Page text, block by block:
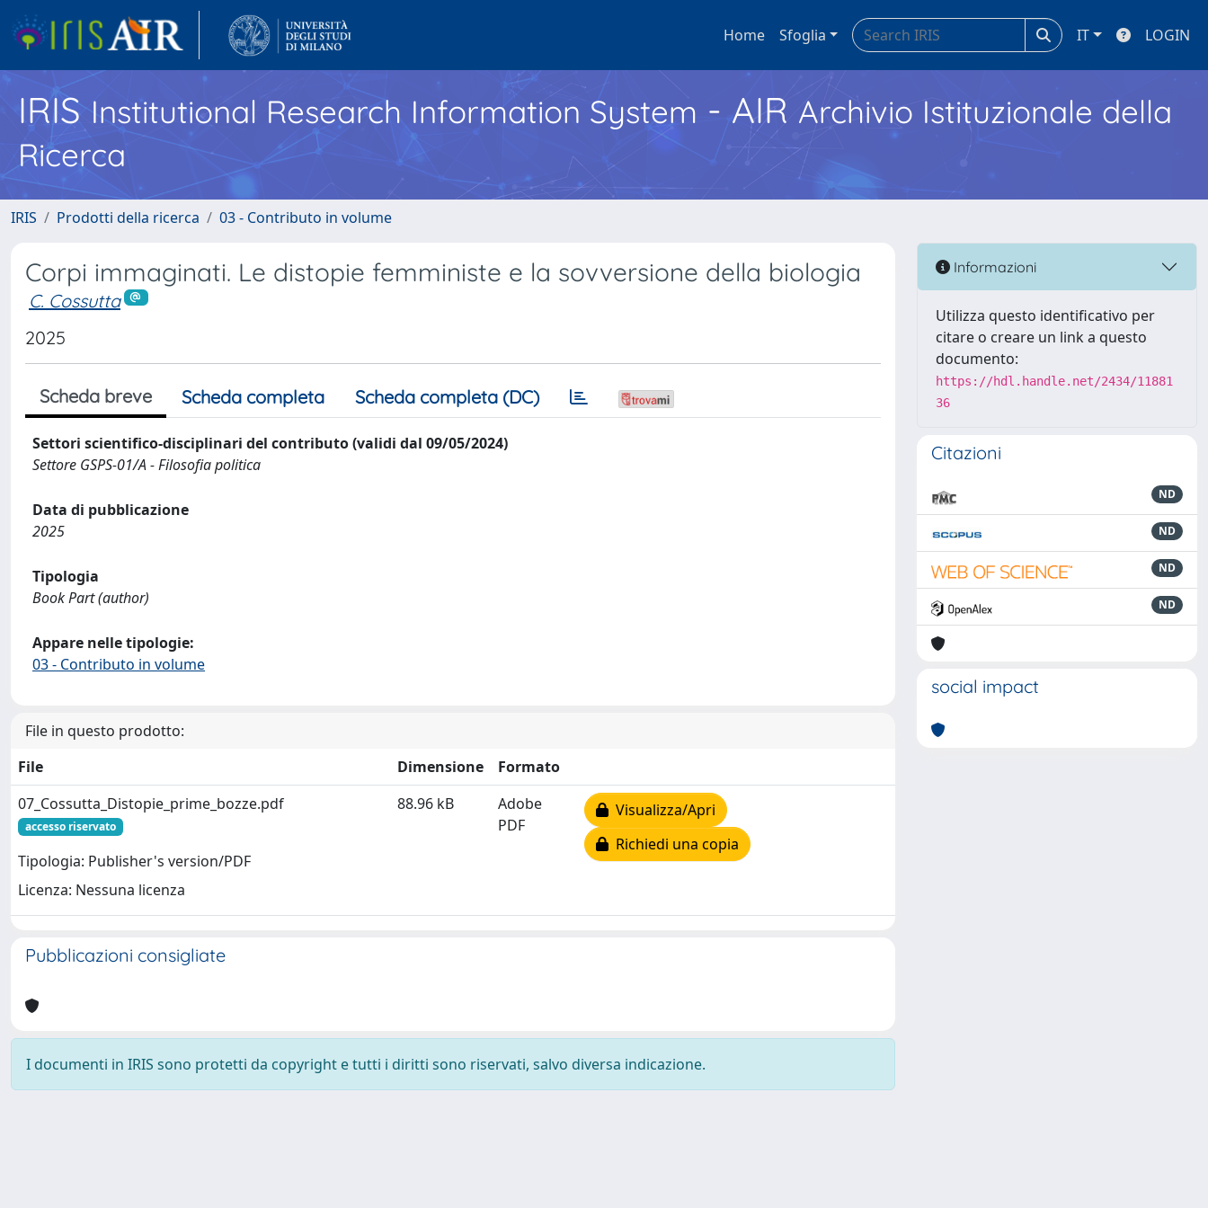
Home Sfoglia IT LOGIN
IRISInstitutional Research Information System - AIR Archivio Istituzionale della
Ricerca
IRIS Prodotti della ricerca 03 - Contributo in volume
Corpi immaginati. Le distopie femministe e la sovversione della biologia
C. Cossutta
2025
Scheda breve Scheda completa Scheda completa (DC)
Settori scientifico-disciplinari del contributo (validi dal 09/05/2024)
Settore GSPS-01/A - Filosofia politica
Data di pubblicazione
2025
Tipologia
Book Part (author)
Appare nelle tipologie:
03 - Contributo in volume
File in questo prodotto:
File
Dimensione
Formato
07_Cossutta_Distopie_prime_bozze.pdf
accesso riservato
Tipologia: Publisher's version/PDF
Licenza: Nessuna licenza
88.96 kB
Adobe
PDF
Visualizza/Apri
Richiedi una copia
Pubblicazioni consigliate
I documenti in IRIS sono protetti da copyright e tutti i diritti sono riservati, salvo diversa indicazione.
Informazioni
Utilizza questo identificativo per
citare o creare un link a questo
documento:
https://hdl.handle.net/2434/11881
36
Citazioni
ND
ND
ND
ND
social impact